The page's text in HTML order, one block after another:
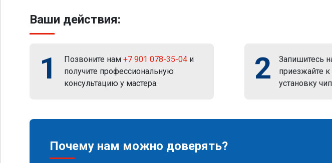
Ваши действия:
1 Позвоните нам +7 901 078-35-04 и
получите профессиональную
консультацию у мастера.
2
Запишитесь
приезжайте
установку
Почему нам можно доверять?